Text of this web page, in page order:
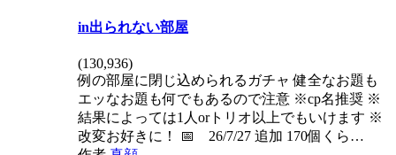
in出られない部屋
(130,936)
例の部屋に閉じ込められるガチャ 健全なお題も
エッなお題も何でもあるので注意 ※cp名推奨 ※
結果によっては1人orトリオ以上でもいけます ※
改変お好きに！ 📅 26/7/27 追加 170個くら…